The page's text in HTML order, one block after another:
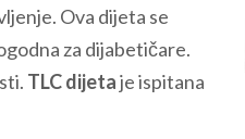
Ova dijeta se
za dijabetičare.
TLC dijetaje ispitana